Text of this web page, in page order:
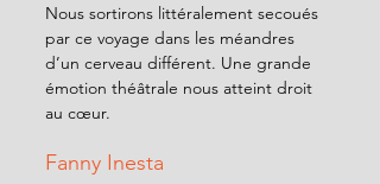
Nous sortirons littéralement secoués
par ce voyage dans les méandres
d’un cerveau différent. Une grande
émotion théâtrale nous atteint droit
au cœur.
Fanny Inesta